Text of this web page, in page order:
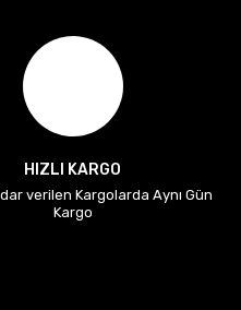
HIZLI KARGO
verilen Kargolarda Aynı Gün
Kargo